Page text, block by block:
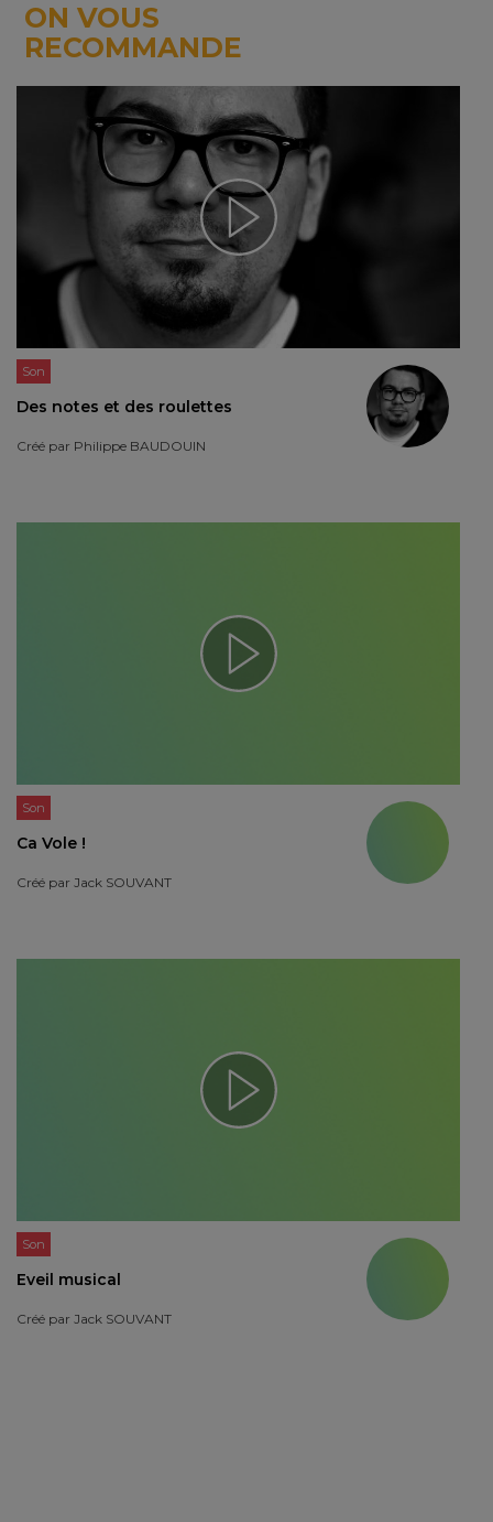
ON VOUS
RECOMMANDE
Son
Des notes et des roulettes
Créé par Philippe BAUDOUIN
Son
Ca Vole !
Créé par Jack SOUVANT
Son
Eveil musical
Créé par Jack SOUVANT